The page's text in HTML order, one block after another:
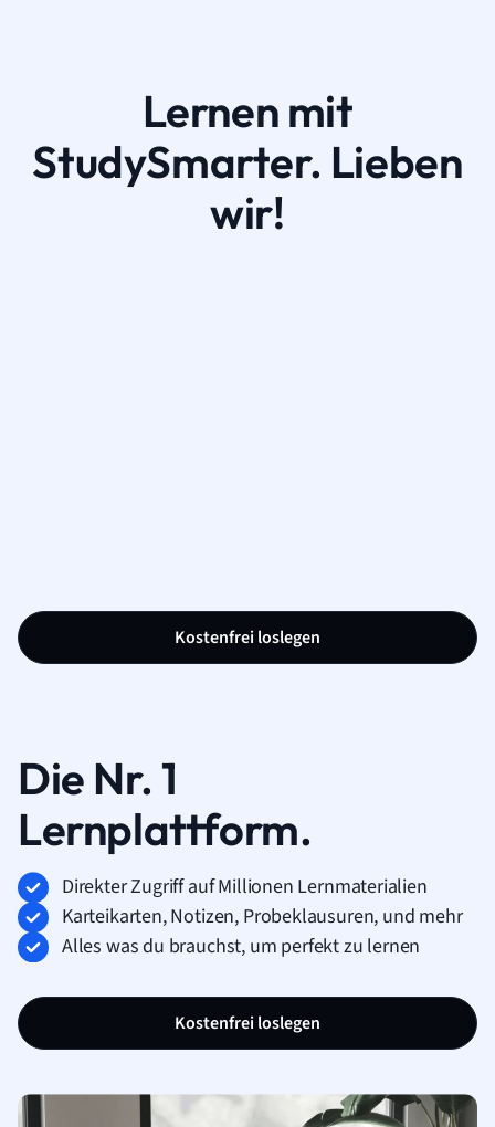
Lernen mit
StudySmarter. Lieben
wir!
Kostenfrei loslegen
Die Nr. 1
Lernplattform.
Direkter Zugriff auf Millionen Lernmaterialien
Karteikarten, Notizen, Probeklausuren, und mehr
Alles was du brauchst, um perfekt zu lernen
Kostenfrei loslegen